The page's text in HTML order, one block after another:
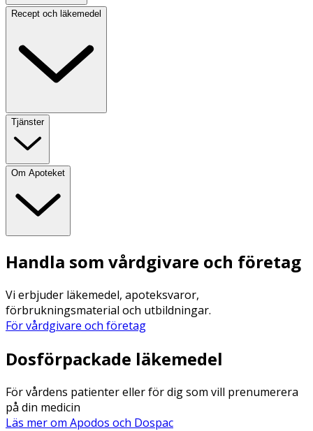
Recept och läkemedel
Tjänster
Om Apoteket
Handla som vårdgivare och företag
Vi erbjuder läkemedel, apoteksvaror,
förbrukningsmaterial och utbildningar.
För vårdgivare och företag
Dosförpackade läkemedel
För vårdens patienter eller för dig som vill prenumerera
på din medicin
Läs mer om Apodos och Dospac